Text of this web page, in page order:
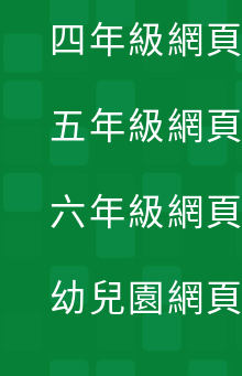
四年級網頁
五年級網頁
六年級網頁
幼兒園網頁